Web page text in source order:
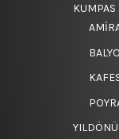
KUMPAS